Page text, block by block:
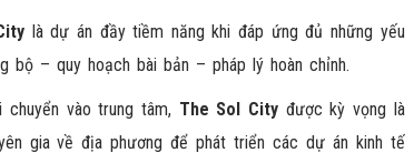
là dự án đầy tiềm năng khi đáp ứng đủ những yếu
– quy hoạch bài bản – pháp lý hoàn chỉnh.
vào trung tâm, The Sol Cityđược kỳ vọng là
gia về địa phương để phát triển các dự án kinh tế